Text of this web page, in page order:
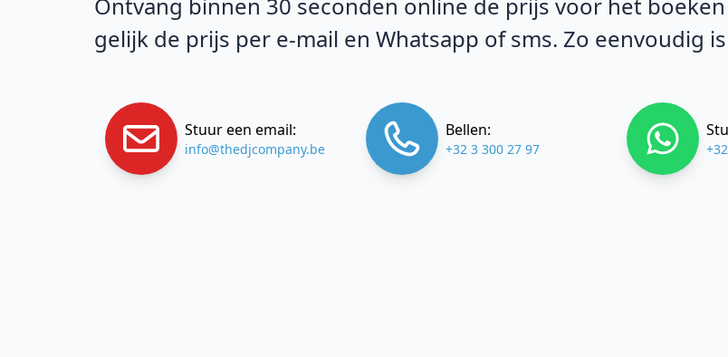
gelijk de prijs per e-mail en Whatsapp of sms. Zo eenvoudig
Stuur een email:
info@thedjcompany.be
Bellen:
+32 3 300 27 97